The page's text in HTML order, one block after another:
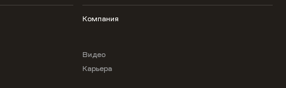
Компания
Видео
Карьера